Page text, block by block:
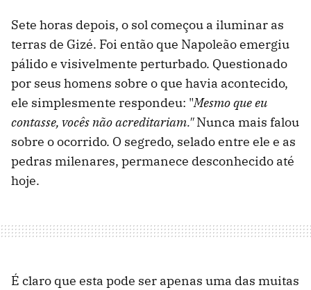
Sete horas depois, o sol começou a iluminar as
terras de Gizé. Foi então que Napoleão emergiu
pálido e visivelmente perturbado. Questionado
por seus homens sobre o que havia acontecido,
ele simplesmente respondeu: "Mesmo que eu
contasse, vocês não acreditariam."Nunca mais falou
sobre o ocorrido. O segredo, selado entre ele e as
pedras milenares, permanece desconhecido até
hoje.
É claro que esta pode ser apenas uma das muitas